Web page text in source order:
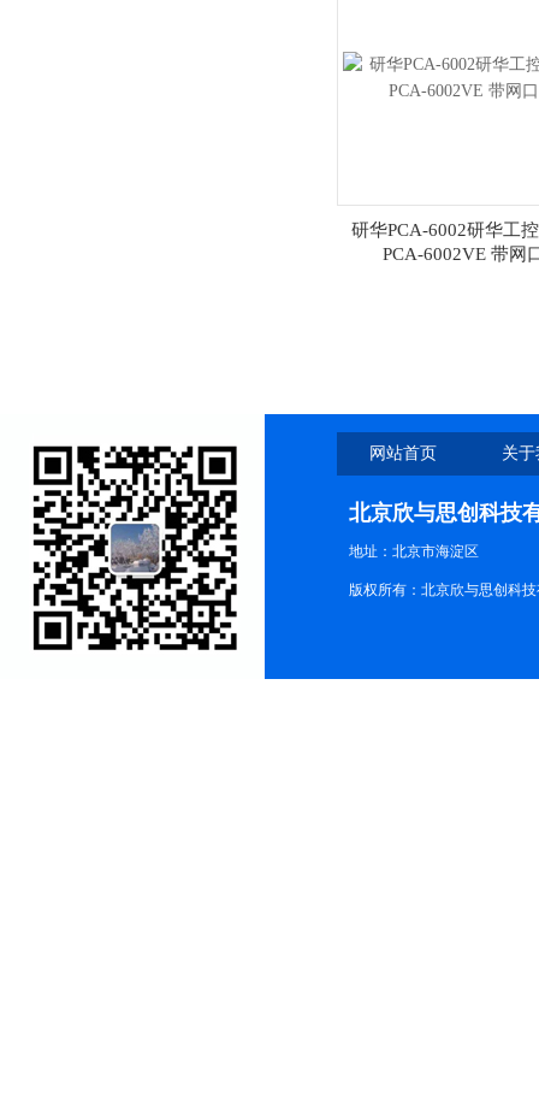
研华PCA-6002研华工
PCA-6002VE 带网
网站首页 关
北京欣与思创科技
地址：北京市海淀区
版权所有：北京欣与思创科